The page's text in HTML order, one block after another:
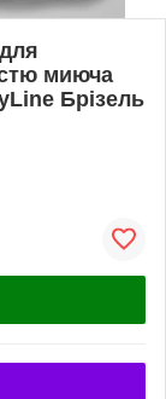
миюча
Брізель